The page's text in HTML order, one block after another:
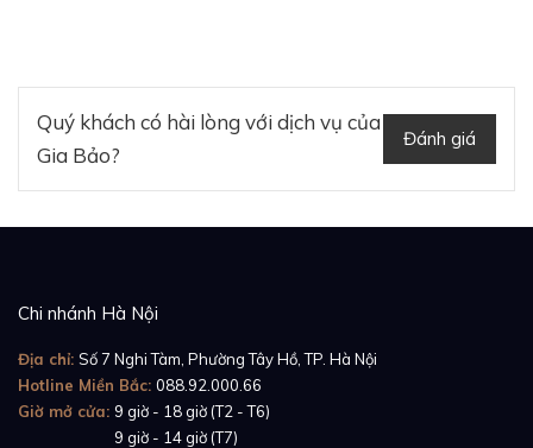
Quý khách có hài lòng với dịch vụ của
Gia Bảo?
Đánh giá
Chi nhánh Hà Nội
Địa chỉ: Số 7 Nghi Tàm, Phường Tây Hồ, TP. Hà Nội
Hotline Miền Bắc: 088.92.000.66
Giờ mở cửa: 9 giờ - 18 giờ (T2 - T6)
9 giờ - 14 giờ (T7)